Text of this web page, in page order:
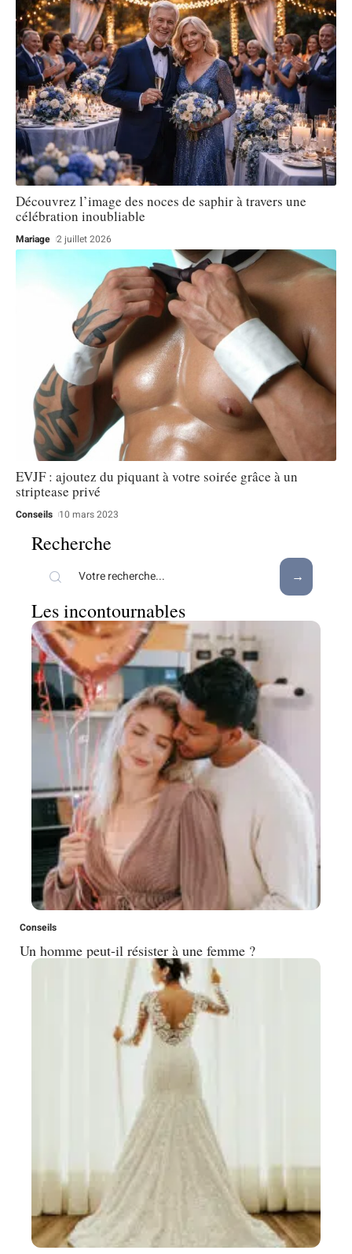
Découvrez l’image des noces de saphir à travers une
célébration inoubliable
Mariage 2 juillet 2026
EVJF : ajoutez du piquant à votre soirée grâce à un
striptease privé
Conseils 10 mars 2023
Recherche
Les incontournables
Conseils
Un homme peut-il résister à une femme ?